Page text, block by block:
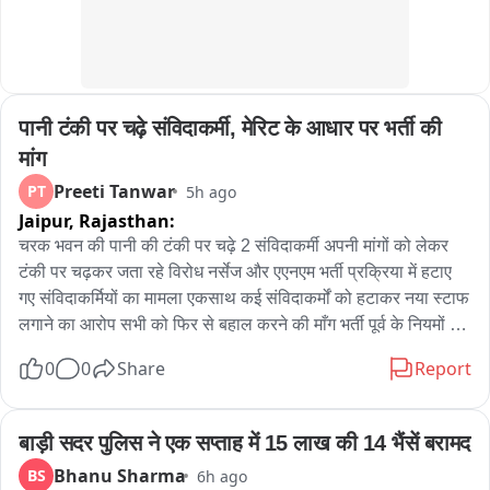
যমরাজ? যে কোনও মুহূর্তে তোমার বাড়িতে পৌঁছে যেতে পারি!” এরপরই শুরু হচ্ছে
‘হিসেব-নিকেশ’। যমরাজের নির্দেশে চিত্রগুপ্ত খাতা খুলে জানতে চাইছেন গাড়ির
কাগজপত্র ও প্রয়োজনীয় নথি সম্পর্কে। কোথাও নথিপত্রের ঘাটতি ধরা পড়লে
চিত্রগুপ্তের কণ্ঠে বিস্ময়“যমরাজ, এ তো অবাক কাণ্ড! গাড়ির লাইসেন্স নেই,
প্রয়োজনীয় নথিপত্রও নেই, হেলমেট নেই!” নাটকীয় এই পরিবেশের মধ্যেই বাইক ও
চারচাকার চালকদের দেওয়া হচ্ছে গুরুত্বপূর্ণ বার্তা। বাইক আরোহীদের হেলমেট পরার
অঙ্গীকার করানো হচ্ছে। একইসঙ্গে চারচাকার চালকদের সিটবেল্ট ব্যবহার এবং সমস্ত
ট্রাফিক আইন মেনে চলার জন্য সচেতন করা হচ্ছে। ট্রাফিক পুলিশের এই অভিনব
উদ্যোগ দেখতে তেমাথানি বাজার এলাকায় ভিড় জমে যায়। 많은 ব্যক্তি মোবাইল
ফোনে গোটা সচেতনতা কর্মসূচির ভিডিও ও ছবি তুলে রাখেন। কারও মুখে হাসি, কেউ
নাটকীয় পদ্ধতিতে সচেতনতার বার্তা মানুষের কাছে পৌঁছে দিলে তার প্রভাব আরও
বেশি হতে পারে। পথ নিরাপত্তা সপ্তাহে সবং ও পিংলা পুলিশের এই উদ্যোগ যেন
पानी टंकी पर चढ़े संविदाकर्मी, मेरिट के आधार पर भर्ती की
मांग
PT Preeti Tanwar 5h ago
Jaipur, Rajasthan:
चरक भवन की पानी की टंकी पर चढ़े 2 संविदाकर्मी अपनी मांगों को लेकर
टंकी पर चढ़कर जता रहे विरोध नर्सेज और एएनएम भर्ती प्रक्रिया में हटाए
गए संविदाकर्मियों का मामला एकसाथ कई संविदाकर्मों को हटाकर नया स्टाफ
लगाने का आरोप सभी को फिर से बहाल करने की माँग भर्ती पूर्व के नियमों के
2023 की भर्ती प्रक्रिया की तर्ज पर भर्ती की मांग भर्ती नियमों में बदलाव नहीं
बाहर संविदा कर्मी कर रहे विरोध
0 0 Share Report
बाड़ी सदर पुलिस ने एक सप्ताह में 15 लाख की 14 भैंसें बरामद
BS Bhanu Sharma 6h ago